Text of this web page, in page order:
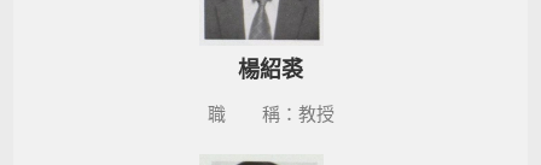
楊紹裘
職 稱：教授